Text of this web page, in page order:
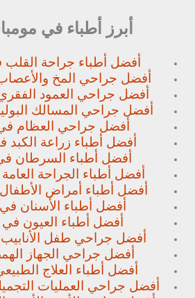
أبرز أطباء في
أفضل أطباء جراحة القلب
أفضل جراحي المخ
أفضل جراحي العمود
أفضل جراحي المسالك
أفضل جراحي العظام في
أفضل أطباء زراعة الكبد
أفضل أطباء السرطان
أفضل أطباء الجراحة
أفضل أطباء أمراض
أفضل أطباء الأسنان في
أفضل أطباء العيون في
أفضل جراحي طفل الأنابيب
أفضل جراحي الجهاز
أفضل أطباء العلاج
أفضل جراحي العمليات